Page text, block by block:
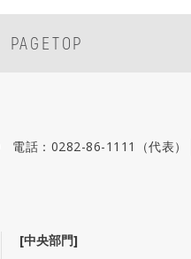
PAGETOP
電話： 0282-86-1111 （代表）
[中央部門]